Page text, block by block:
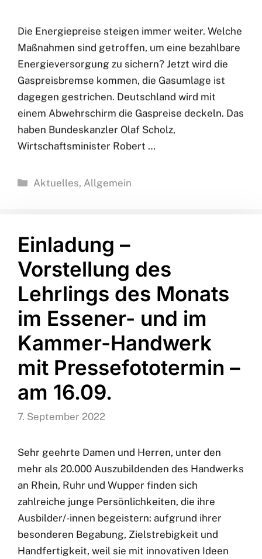
21. Oktober 2022
Die Energiepreise steigen immer weiter. Welche
Maßnahmen sind getroffen, um eine bezahlbare
Energieversorgung zu sichern? Jetzt wird die
Gaspreisbremse kommen, die Gasumlage ist
dagegen gestrichen. Deutschland wird mit
einem Abwehrschirm die Gaspreise deckeln. Das
Wirtschaftsminister Robert …
Einladung –
Vorstellung des
Lehrlings des Monats
im Essener- und im
Kammer-Handwerk
am 16.09.
7. September 2022
Sehr geehrte Damen und Herren, unter den
mehr als 20.000 Auszubildenden des Handwerks
an Rhein, Ruhr und Wupper finden sich